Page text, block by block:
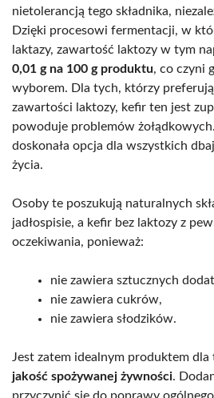
nietolerancją tego składnika,
Dzięki procesowi fermentacji, w
laktazy, zawartość laktozy w tym
0,01 g na 100 g produktu, co czyni
wyborem. Dla tych, którzy
zawartości laktozy, kefir ten jest
powoduje problemów
doskonała opcja dla wszystkich
życia.
Osoby te poszukują naturalnych
jadłospisie, a kefir bez laktozy z
oczekiwania, ponieważ:
nie zawiera sztucznych
nie zawiera cukrów,
nie zawiera słodzików.
Jest zatem idealnym produktem
jakość spożywanej żywności.